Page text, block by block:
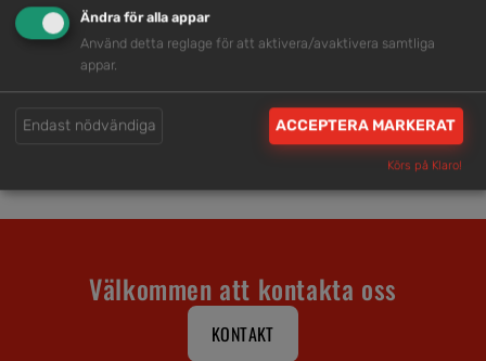
branschen.
Brett och samlat utbud
Vi har en välsorterad maskinpark med hög
Välkommen att kontakta oss
KONTAKT
Ändra för alla appar
Använd detta reglage för att aktivera/avaktivera samtliga
appar.
Endast nödvändiga ACCEPTERA MARKERAT
Körs på Klaro!